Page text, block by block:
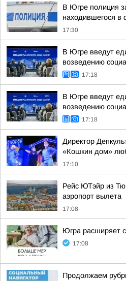
В Югре полиция
находившегося в
17:30
В Югре введут
возведению
17:18
В Югре введут
возведению
17:18
Директор
«Кошкин дом»
17:10
Рейс ЮТэйр из
аэропорт вылета
17:08
Югра расширяет
17:08
Продолжаем